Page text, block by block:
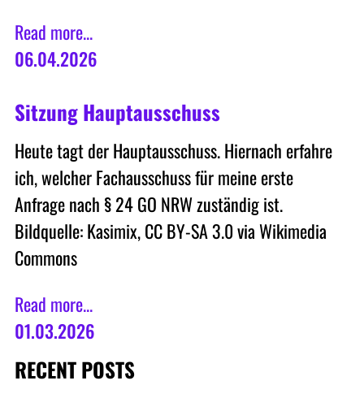
Read more...
06.04.2026
Sitzung Hauptausschuss
Heute tagt der Hauptausschuss. Hiernach erfahre
ich, welcher Fachausschuss für meine erste
Anfrage nach § 24 GO NRW zuständig ist.
Bildquelle: Kasimix, CC BY-SA 3.0 via Wikimedia
Commons
Read more...
01.03.2026
RECENT POSTS